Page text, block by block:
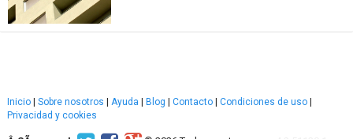
Inicio Sobre nosotros Ayuda Blog Contacto Condiciones de uso
Privacidad y cookies